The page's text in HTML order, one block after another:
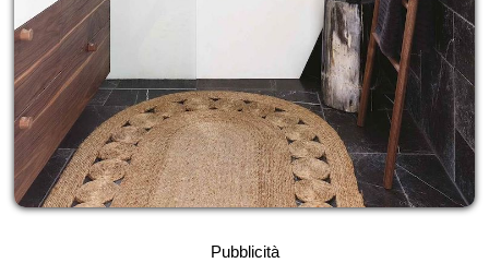
Pubblicità